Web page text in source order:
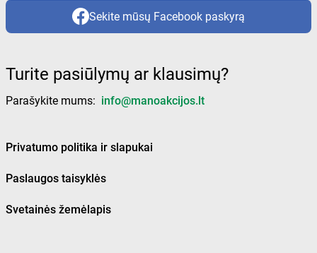
Sekite mūsų Facebook paskyrą
Turite pasiūlymų ar klausimų?
Parašykite mums: info@manoakcijos.lt
Privatumo politika ir slapukai
Paslaugos taisyklės
Svetainės žemėlapis